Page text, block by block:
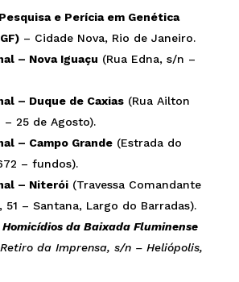
e Perícia em Genética
– Cidade Nova, Rio de Janeiro.
– Nova Iguaçu (Rua Edna, s/n –
– Duque de Caxias(Rua Ailton
– 25 de Agosto).
– Campo Grande(Estrada do
– fundos).
– Niterói(Travessa Comandante
51 – Santana, Largo do Barradas).
da Baixada Fluminense
Retiro da Imprensa, s/n – Heliópolis,